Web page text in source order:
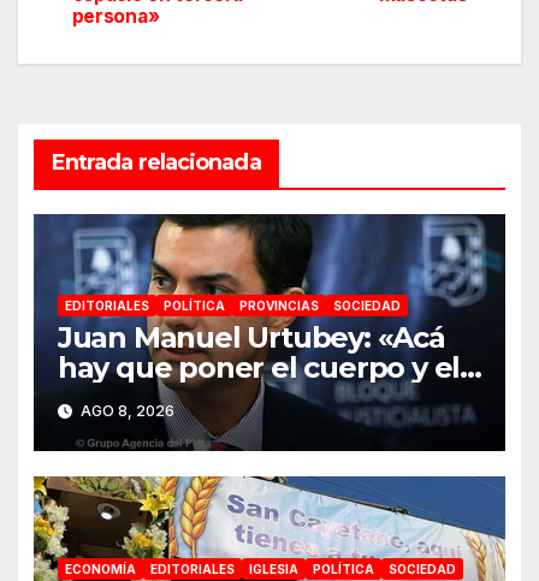
persona»
Entrada relacionada
EDITORIALES POLÍTICA PROVINCIAS SOCIEDAD
Juan Manuel Urtubey: «Acá
hay que poner el cuerpo y el
alma. La Argentina tiene que
ir a la construcción de un
proyecto nacional»
AGO 8, 2026
ECONOMÍA EDITORIALES IGLESIA POLÍTICA SOCIEDAD